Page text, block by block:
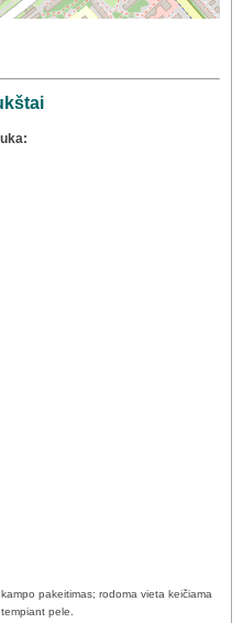
pakeitimas; rodoma vieta keičiama
pele.